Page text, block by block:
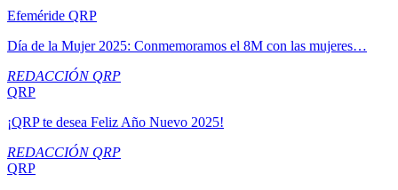
Efeméride QRP
Día de la Mujer 2025: Conmemoramos el 8M con las mujeres…
REDACCIÓN QRP
QRP
¡QRP te desea Feliz Año Nuevo 2025!
REDACCIÓN QRP
QRP